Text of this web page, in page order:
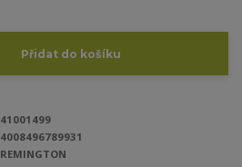
Přidat do košíku
41001499
4008496789931
REMINGTON